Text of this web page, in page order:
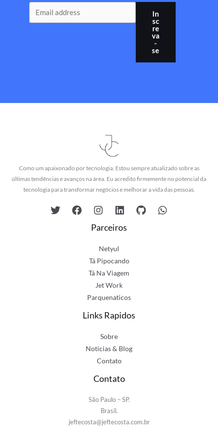
In
sc
re
va
-
se
Como um apaixonado por tecnologia, Estou sempre atualizado sobre as
últimas tendências e avanços na área. Eu acredito firmemente no potencial da
tecnologia para transformar negócios e melhorar a vida das pessoas.
Parceiros
Netyul
Tá Pipocando
Tá Na Viagem
Jet Work
Parquenaticos
Links Rapidos
Sobre
Notícias & Blog
Contato
Contato
São Paulo – SP.
Brasil.
jeftecosta@jeftecosta.com.br